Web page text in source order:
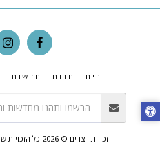
בית חנות חדשות
זכויות יוצרים © 2026 כל הזכויות שמורות -